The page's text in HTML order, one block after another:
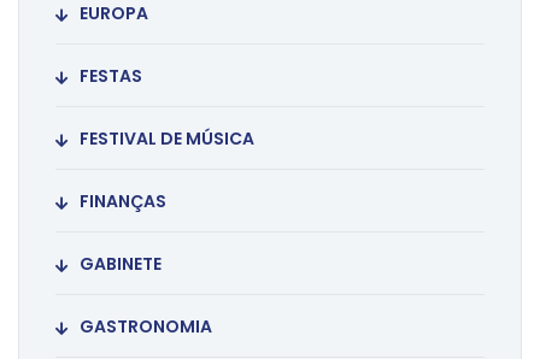
EUROPA
FESTAS
FESTIVAL DE MÚSICA
FINANÇAS
GABINETE
GASTRONOMIA